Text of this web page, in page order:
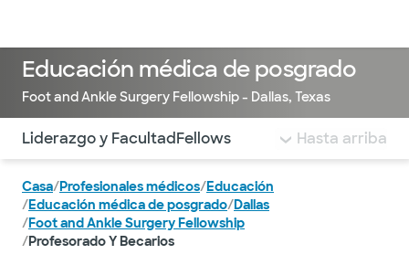
Educación médica de posgrado
Foot and Ankle Surgery Fellowship - Dallas, Texas
Utilice esta navegación para saltar rápidamente a
Liderazgo y FacultadFellows Hasta arriba
Casa/Profesionales médicos/Educación
/Educación médica de posgrado/Dallas
/Foot and Ankle Surgery Fellowship
/Profesorado Y Becarios